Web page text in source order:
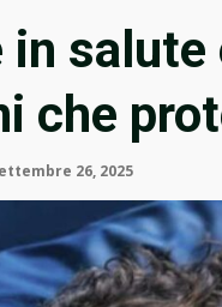
in
che
26, 2025